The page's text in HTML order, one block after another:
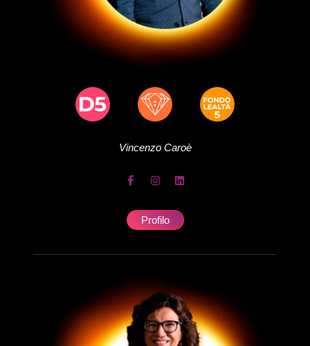
VincenzoCaroè
Profilo